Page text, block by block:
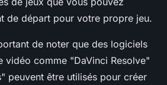
de départ pour votre propre jeu.
de noter que des logiciels
vidéo comme "DaVinci Resolve"
peuvent être utilisés pour créer